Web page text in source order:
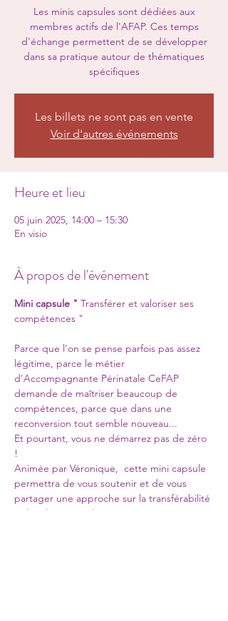
Les minis capsules sont dédiées aux
membres actifs de l'AFAP. Ces temps
d'échange permettent de se développer
dans sa pratique autour de thématiques
spécifiques
Les billets ne sont pas en vente
Voir d'autres événements
Heure et lieu
05 juin 2025, 14:00 – 15:30
En visio
À propos de l'événement
Mini capsule " Transférer et valoriser ses
compétences "
Parce que l'on se pense parfois pas assez
légitime, parce le métier
d'Accompagnante Périnatale CeFAP
demande de maîtriser beaucoup de
compétences, parce que dans une
reconversion tout semble nouveau...
Et pourtant, vous ne démarrez pas de zéro
!
Animée par Véronique,  cette mini capsule
permettra de vous soutenir et de vous
partager une approche sur la transférabilité
et la valorisation de vos compétences.